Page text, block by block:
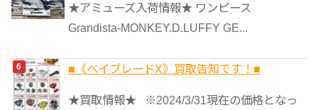
★アミューズ入荷情報★ ワンピース
Grandista-MONKEY.D.LUFFY GE...
■《ベイブレードX》買取告知です！■
★買取情報★ ※2024/3/31現在の価格となっ